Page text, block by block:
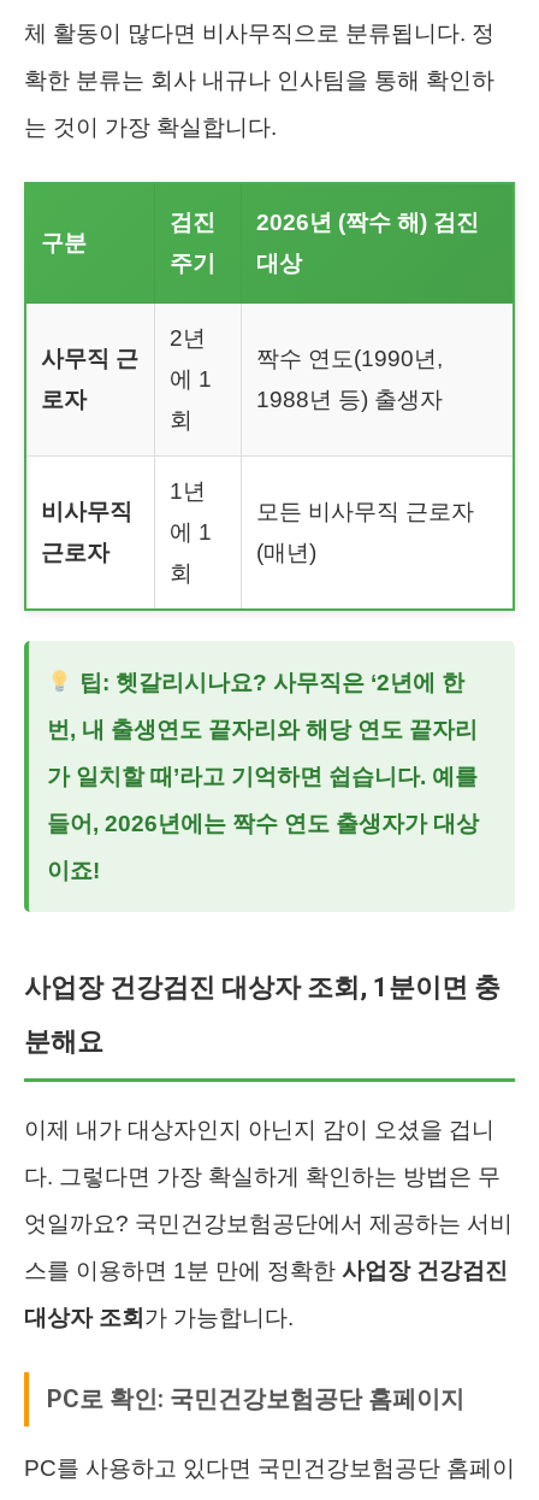
체 활동이 많다면 비사무직으로 분류됩니다. 정
확한 분류는 회사 내규나 인사팀을 통해 확인하
는 것이 가장 확실합니다.
구분
검진
주기
2026년 (짝수 해) 검진
대상
사무직 근
로자
2년
에 1
회
짝수 연도(1990년,
1988년 등) 출생자
비사무직
근로자
1년
에 1
회
모든 비사무직 근로자
(매년)
팁: 헷갈리시나요? 사무직은 ‘2년에 한
번, 내 출생연도 끝자리와 해당 연도 끝자리
가 일치할 때’라고 기억하면 쉽습니다. 예를
들어, 2026년에는 짝수 연도 출생자가 대상
이죠!
사업장 건강검진 대상자 조회, 1분이면 충
분해요
이제 내가 대상자인지 아닌지 감이 오셨을 겁니
다. 그렇다면 가장 확실하게 확인하는 방법은 무
엇일까요? 국민건강보험공단에서 제공하는 서비
스를 이용하면 1분 만에 정확한 사업장 건강검진
대상자 조회 가 가능합니다.
PC로 확인: 국민건강보험공단 홈페이지
PC를 사용하고 있다면 국민건강보험공단 홈페이